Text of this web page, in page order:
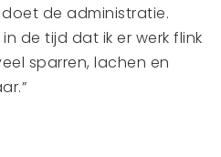
de administratie.
de tijd dat ik er werk flink
sparren, lachen en